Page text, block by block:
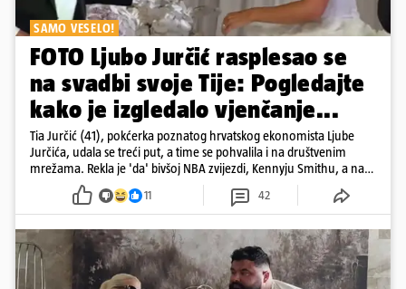
SAMO VESELO!
FOTO Ljubo Jurčić rasplesao se
na svadbi svoje Tije: Pogledajte
kako je izgledalo vjenčanje...
Tia Jurčić (41), pokćerka poznatog hrvatskog ekonomista Ljube
Jurčića, udala se treći put, a time se pohvalila i na društvenim
mrežama. Rekla je 'da' bivšoj NBA zvijezdi, Kennyju Smithu, a na
snimkama i fotografijama je pokazala vesele trenutke s vjenčanja
11 42